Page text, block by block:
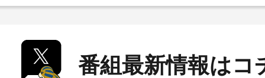
番組最新情報はコ